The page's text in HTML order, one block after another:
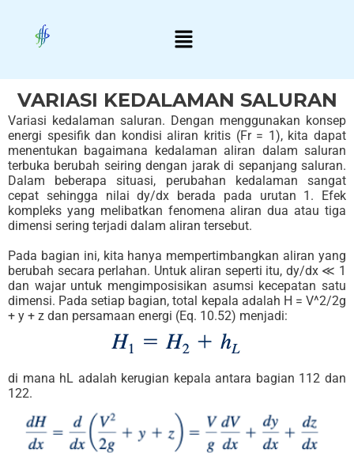
content
Menu
VARIASI KEDALAMAN SALURAN
Variasi kedalaman saluran. Dengan menggunakan konsep
energi spesifik dan kondisi aliran kritis (Fr = 1), kita dapat
menentukan bagaimana kedalaman aliran dalam saluran
terbuka berubah seiring dengan jarak di sepanjang saluran.
Dalam beberapa situasi, perubahan kedalaman sangat
cepat sehingga nilai dy/dx berada pada urutan 1. Efek
kompleks yang melibatkan fenomena aliran dua atau tiga
dimensi sering terjadi dalam aliran tersebut.
Pada bagian ini, kita hanya mempertimbangkan aliran yang
berubah secara perlahan. Untuk aliran seperti itu, dy/dx ≪ 1
dan wajar untuk mengimposisikan asumsi kecepatan satu
dimensi. Pada setiap bagian, total kepala adalah H = V^2/2g
+ y + z dan persamaan energi (Eq. 10.52) menjadi:
di mana hL adalah kerugian kepala antara bagian 112 dan
122.